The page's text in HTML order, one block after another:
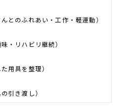
とのふれあい・工作・軽運動）
・リハビリ継続）
用具を整理）
引き渡し）